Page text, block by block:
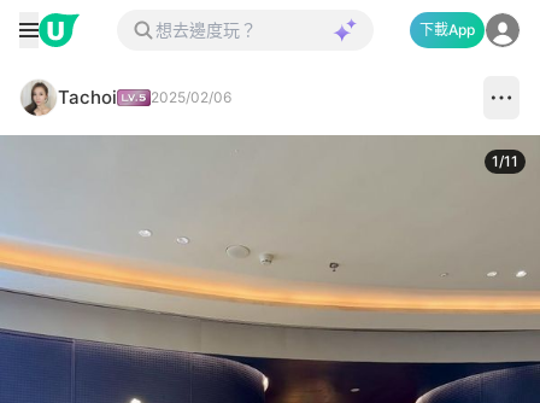
下載App
Tachoi 2025/02/06
1/11